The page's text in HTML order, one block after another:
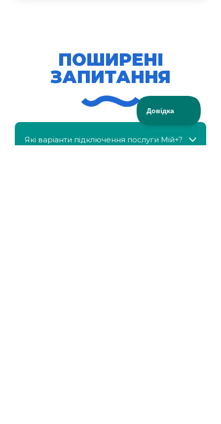
ПОШИРЕНІ
ЗАПИТАННЯ
Які варіанти підключення послуги Мій+?